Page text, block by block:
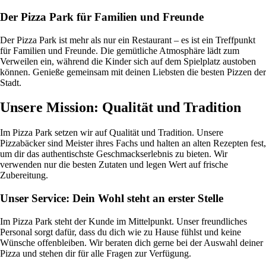
Der Pizza Park für Familien und Freunde
Der Pizza Park ist mehr als nur ein Restaurant – es ist ein Treffpunkt
für Familien und Freunde. Die gemütliche Atmosphäre lädt zum
Verweilen ein, während die Kinder sich auf dem Spielplatz austoben
können. Genieße gemeinsam mit deinen Liebsten die besten Pizzen der
Stadt.
Unsere Mission: Qualität und Tradition
Im Pizza Park setzen wir auf Qualität und Tradition. Unsere
Pizzabäcker sind Meister ihres Fachs und halten an alten Rezepten fest,
um dir das authentischste Geschmackserlebnis zu bieten. Wir
verwenden nur die besten Zutaten und legen Wert auf frische
Zubereitung.
Unser Service: Dein Wohl steht an erster Stelle
Im Pizza Park steht der Kunde im Mittelpunkt. Unser freundliches
Personal sorgt dafür, dass du dich wie zu Hause fühlst und keine
Wünsche offenbleiben. Wir beraten dich gerne bei der Auswahl deiner
Pizza und stehen dir für alle Fragen zur Verfügung.